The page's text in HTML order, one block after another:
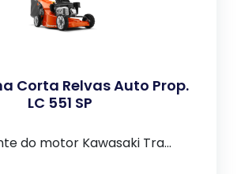
Corta Relvas Auto Prop.
LC 551 SP
do motor Kawasaki Tra...